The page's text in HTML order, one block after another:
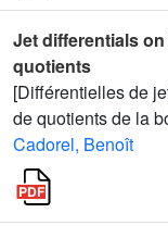
Jet differentials
quotients
[Différentielles de
de quotients de la
Cadorel, Benoît